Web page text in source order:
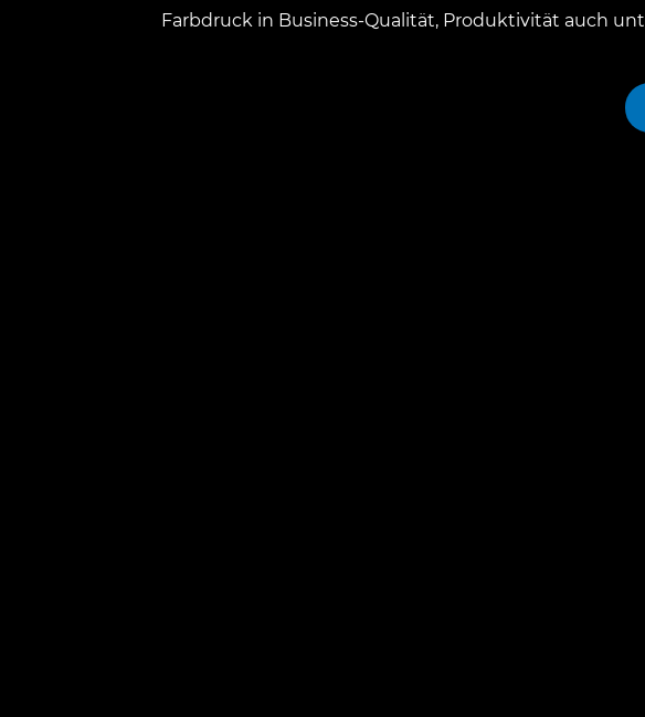
Farbdruck in Business-Qualität, Produktivität auch